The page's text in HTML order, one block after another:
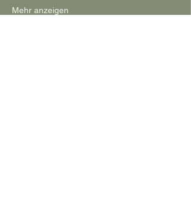
Mehr anzeigen